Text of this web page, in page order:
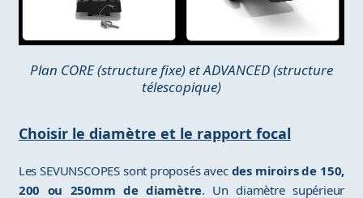
Plan CORE (structure fixe) et ADVANCED (structure
télescopique)
Choisir le diamètre et le rapport focal
Les SEVUNSCOPES sont proposés avec des miroirs de 150,
200 ou 250mm de diamètre. Un diamètre supérieur